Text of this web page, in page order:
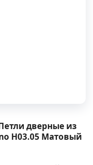
дверные из
H03.05 Матовый